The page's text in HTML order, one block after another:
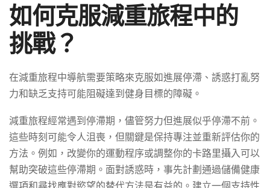
如何克服減重旅程中的
挑戰？
在減重旅程中導航需要策略來克服如進展停滯、誘惑打亂努
力和缺乏支持可能阻礙達到健身目標的障礙。
減重旅程經常遇到停滯期，儘管努力但進展似乎停滯不前。
這些時刻可能令人沮喪，但關鍵是保持專注並重新評估你的
方法。例如，改變你的運動程序或調整你的卡路里攝入可以
幫助突破這些停滯期。面對誘惑時，事先計劃通過儲備健康
選項和尋找應對慾望的替代方法是有益的。建立一個支持性